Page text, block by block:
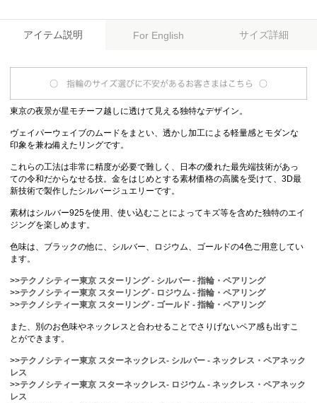
アイテム説明 For English サイズ詳細
東京の夜景が星モチーフ越しに透けて見える独特なデザイン。
ヴェイパーウェイブのムードをまとい、透かし加工による軽量感とモダンな
印象を兼ね備えたリングです。
これらの工法は非常に精度が必要で難しく、日本の優れた最先端技術があっ
ての令和だからなせる技。金をはじめとする素材価格の高騰を受けて、3D最
新技術で製作したシルバージュエリーです。
素材はシルバー925を使用、使い込むことによってキズ等を含めた独特のエイ
ジングを楽しめます。
色味は、ブラックの他に、シルバー、ロジウム、ゴールドの4色ご用意してい
ます。
>>テクノシティー東京 スターリング - シルバー - 指輪・ペアリング
>>テクノシティー東京 スターリング - ロジウム - 指輪・ペアリング
>>テクノシティー東京 スターリング - ゴールド - 指輪・ペアリング
また、別のお色味やネックレスと合わせることでさりげないペア感も出すこ
とができます。
>>テクノシティー東京 スターネックレス- シルバー - ネックレス・ペアネック
レス
>>テクノシティー東京 スターネックレス- ロジウム - ネックレス・ペアネック
レス